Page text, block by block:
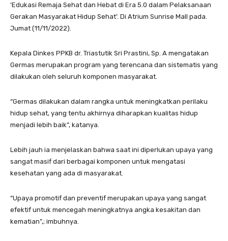
‘Edukasi Remaja Sehat dan Hebat di Era 5.0 dalam Pelaksanaan
Gerakan Masyarakat Hidup Sehat’. Di Atrium Sunrise Mall pada.
Jumat (11/11/2022).
Kepala Dinkes PPKB dr. Triastutik Sri Prastini, Sp. A mengatakan
Germas merupakan program yang terencana dan sistematis yang
dilakukan oleh seluruh komponen masyarakat.
“Germas dilakukan dalam rangka untuk meningkatkan perilaku
hidup sehat, yang tentu akhirnya diharapkan kualitas hidup
menjadi lebih baik”, katanya.
Lebih jauh ia menjelaskan bahwa saat ini diperlukan upaya yang
sangat masif dari berbagai komponen untuk mengatasi
kesehatan yang ada di masyarakat.
“Upaya promotif dan preventif merupakan upaya yang sangat
efektif untuk mencegah meningkatnya angka kesakitan dan
kematian”,; imbuhnya.